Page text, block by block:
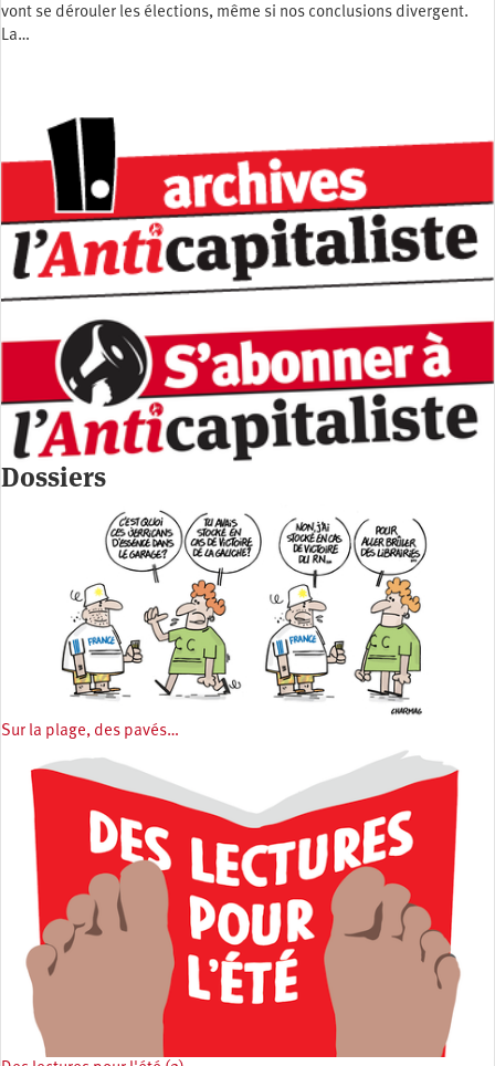
vont se dérouler les élections, même si nos conclusions divergent.
La…
Dossiers
Sur la plage, des pavés…